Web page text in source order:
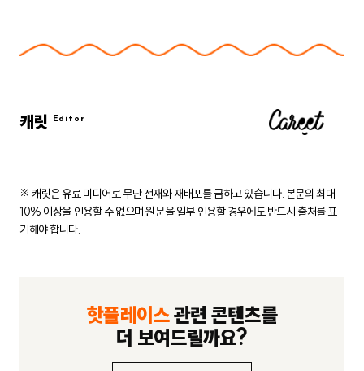
캐릿
※ 캐릿은 유료 미디어로 무단 전재와 재배포를 금하고 있습니다. 본문의 최대
10% 이상을 인용할 수 없으며 원문을 일부 인용할 경우에도반드시 출처를 표
기해야 합니다.
핫플레이스관련 콘텐츠를
더 보여드릴까요?